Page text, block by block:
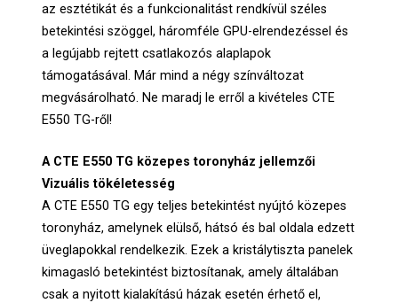
az esztétikát és a funkcionalitást rendkívül széles
betekintési szöggel, háromféle GPU-elrendezéssel és
a legújabb rejtett csatlakozós alaplapok
támogatásával. Már mind a négy színváltozat
megvásárolható. Ne maradj le erről a kivételes CTE
E550 TG-ről!
A CTE E550 TG közepes toronyház jellemzői
Vizuális tökéletesség
A CTE E550 TG egy teljes betekintést nyújtó közepes
toronyház, amelynek elülső, hátsó és bal oldala edzett
üveglapokkal rendelkezik. Ezek a kristálytiszta panelek
kimagasló betekintést biztosítanak, amely általában
csak a nyitott kialakítású házak esetén érhető el,